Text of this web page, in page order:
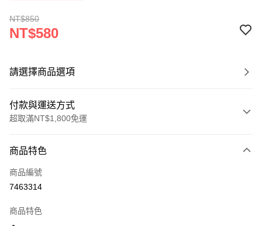
NT$850
NT$580
請選擇商品選項
付款與運送方式
超取滿NT$1,800免運
信用卡一次付款
超商取貨付款
商品特色
商品編號
7463314
商品特色